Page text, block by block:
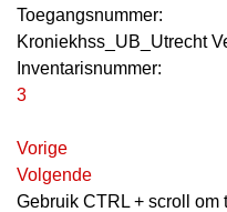
Toegangsnummer:
Kroniekhss_UB_Utrecht
Inventarisnummer:
3
Vorige
Volgende
Gebruik CTRL + scroll om